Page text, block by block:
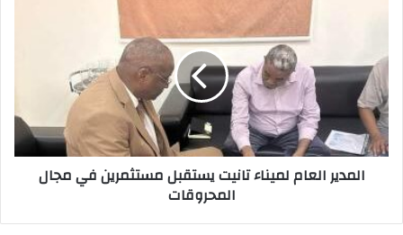
المدير العام لميناء تانيت يستقبل مستثمرين في مجال
المحروقات